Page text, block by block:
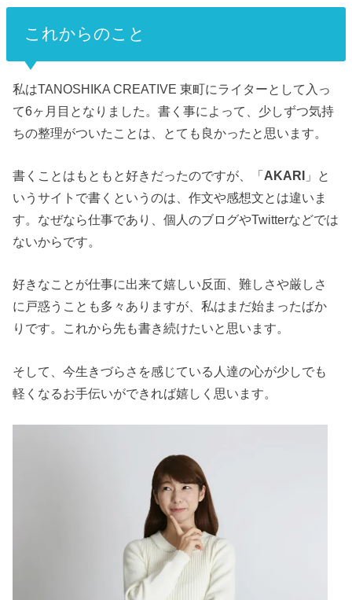
これからのこと
私はTANOSHIKA CREATIVE 東町にライターとして入っ
て6ヶ月目となりました。書く事によって、少しずつ気持
ちの整理がついたことは、とても良かったと思います。
書くことはもともと好きだったのですが、「AKARI 」と
いうサイトで書くというのは、作文や感想文とは違いま
す。なぜなら仕事であり、個人のブログやTwitterなどでは
ないからです。
好きなことが仕事に出来て嬉しい反面、難しさや厳しさ
に戸惑うことも多々ありますが、私はまだ始まったばか
りです。これから先も書き続けたいと思います。
そして、今生きづらさを感じている人達の心が少しでも
軽くなるお手伝いができれば嬉しく思います。